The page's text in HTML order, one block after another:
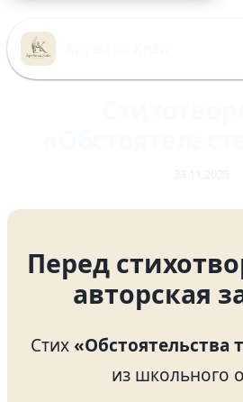
к
содержимому
Перед
авторская
Стих «Обстоятельства
из школьного